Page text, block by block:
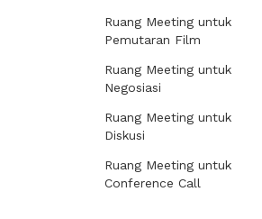
Ruang Meeting untuk
Pemutaran Film
Ruang Meeting untuk
Negosiasi
Ruang Meeting untuk
Diskusi
Ruang Meeting untuk
Conference Call